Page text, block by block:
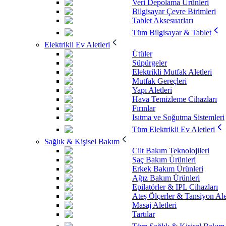
Veri Depolama Ürünleri
Bilgisayar Çevre Birimleri
Tablet Aksesuarları
Tüm Bilgisayar & Tablet
Elektrikli Ev Aletleri
Ütüler
Süpürgeler
Elektrikli Mutfak Aletleri
Mutfak Gereçleri
Yapı Aletleri
Hava Temizleme Cihazları
Fırınlar
Isıtma ve Soğutma Sistemleri
Tüm Elektrikli Ev Aletleri
Sağlık & Kişisel Bakım
Cilt Bakım Teknolojileri
Saç Bakım Ürünleri
Erkek Bakım Ürünleri
Ağız Bakım Ürünleri
Epilatörler & IPL Cihazları
Ateş Ölçerler & Tansiyon
Masaj Aletleri
Tartılar